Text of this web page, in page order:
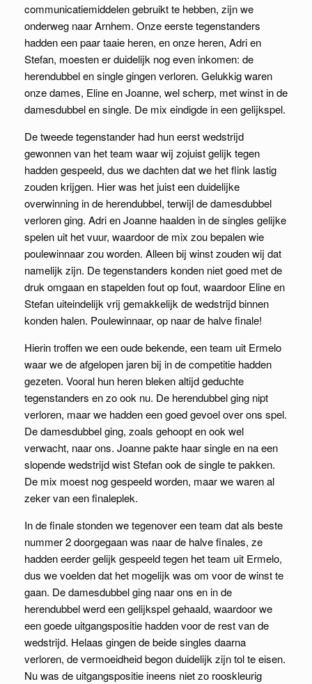
communicatiemiddelen gebruikt te hebben, zijn we
onderweg naar Arnhem. Onze eerste tegenstanders
hadden een paar taaie heren, en onze heren, Adri en
Stefan, moesten er duidelijk nog even inkomen: de
herendubbel en single gingen verloren. Gelukkig waren
onze dames, Eline en Joanne, wel scherp, met winst in de
damesdubbel en single. De mix eindigde in een gelijkspel.
De tweede tegenstander had hun eerst wedstrijd
gewonnen van het team waar wij zojuist gelijk tegen
hadden gespeeld, dus we dachten dat we het flink lastig
zouden krijgen. Hier was het juist een duidelijke
overwinning in de herendubbel, terwijl de damesdubbel
verloren ging. Adri en Joanne haalden in de singles gelijke
spelen uit het vuur, waardoor de mix zou bepalen wie
poulewinnaar zou worden. Alleen bij winst zouden wij dat
namelijk zijn. De tegenstanders konden niet goed met de
druk omgaan en stapelden fout op fout, waardoor Eline en
Stefan uiteindelijk vrij gemakkelijk de wedstrijd binnen
konden halen. Poulewinnaar, op naar de halve finale!
Hierin troffen we een oude bekende, een team uit Ermelo
waar we de afgelopen jaren bij in de competitie hadden
gezeten. Vooral hun heren bleken altijd geduchte
tegenstanders en zo ook nu. De herendubbel ging nipt
verloren, maar we hadden een goed gevoel over ons spel.
De damesdubbel ging, zoals gehoopt en ook wel
verwacht, naar ons. Joanne pakte haar single en na een
slopende wedstrijd wist Stefan ook de single te pakken.
De mix moest nog gespeeld worden, maar we waren al
zeker van een finaleplek.
In de finale stonden we tegenover een team dat als beste
nummer 2 doorgegaan was naar de halve finales, ze
hadden eerder gelijk gespeeld tegen het team uit Ermelo,
dus we voelden dat het mogelijk was om voor de winst te
gaan. De damesdubbel ging naar ons en in de
herendubbel werd een gelijkspel gehaald, waardoor we
een goede uitgangspositie hadden voor de rest van de
wedstrijd. Helaas gingen de beide singles daarna
verloren, de vermoeidheid begon duidelijk zijn tol te eisen.
Nu was de uitgangspositie ineens niet zo rooskleurig